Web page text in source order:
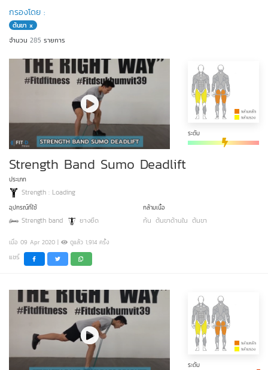
กรองโดย :
ต้นขา x
จำนวน 285 รายการ
ระดับ
Strength Band Sumo Deadlift
ประเภท
Strength : Loading
อุปกรณ์ที่ใช้
Strength band ยางยืด
กล้ามเนื้อ
ก้น ต้นขาด้านใน ต้นขา
เมื่อ 09 Apr 2020 | ดูแล้ว 1,914 ครั้ง
แชร์
ระดับ